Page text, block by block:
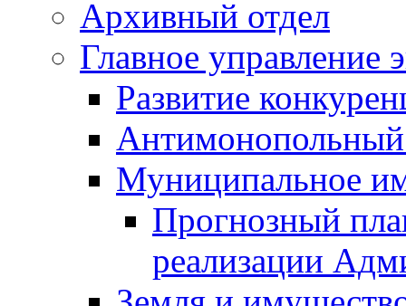
Архивный отдел
Главное управление
Развитие
Антимонопольный
Муниципальное
Прогнозный
реализации